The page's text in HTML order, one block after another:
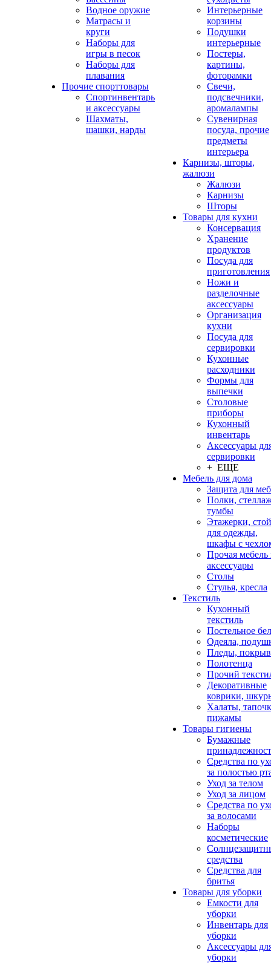
Водное оружие
Матрасы и
круги
Наборы для
игры в песок
Наборы для
плавания
Прочие спорттовары
Спортинвентарь
и аксессуары
Шахматы,
шашки, нарды
Интерьерные
корзины
Подушки
интерьерные
Постеры,
картины,
фоторамки
Свечи,
подсвечники,
аромалампы
Сувенирная
посуда, прочие
предметы
интерьера
Карнизы, шторы,
жалюзи
Жалюзи
Карнизы
Шторы
Товары для кухни
Консервация
Хранение
продуктов
Посуда для
приготовления
Ножи и
разделочные
аксессуары
Организация
кухни
Посуда для
сервировки
Кухонные
расходники
Формы для
выпечки
Столовые
приборы
Кухонный
инвентарь
Аксессуары
сервировки
+ ЕЩЕ
Мебель для дома
Защита для
Полки,
тумбы
Этажерки,
для одежды,
шкафы с
Прочая мебель
аксессуары
Столы
Стулья, кресла
Текстиль
Кухонный
текстиль
Постельное
Одеяла,
Пледы,
Полотенца
Прочий
Декоративные
коврики,
Халаты,
пижамы
Товары гигиены
Бумажные
Средства по
за полостью
Уход за телом
Уход за лицом
Средства по
за волосами
Наборы
косметические
средства
Средства для
бритья
Товары для уборки
Емкости для
уборки
Инвентарь для
уборки
Аксессуары
уборки